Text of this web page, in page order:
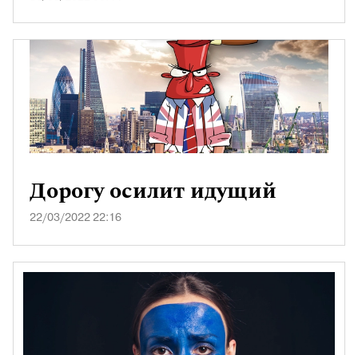
Дорогу осилит идущий
22/03/2022 22:16